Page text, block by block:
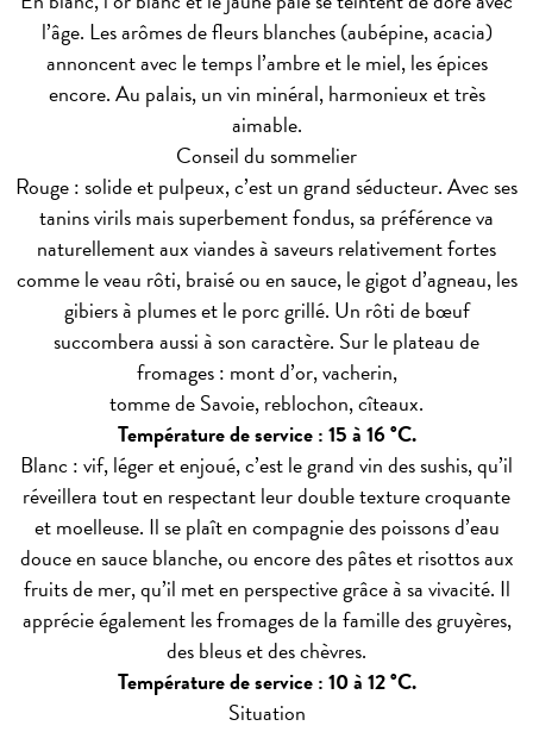
l’âge. Les arômes de fleurs blanches (aubépine, acacia)
annoncent avec le temps l’ambre et le miel, les épices
encore. Au palais, un vin minéral, harmonieux et très
aimable.
Conseil du sommelier
Rouge : solide et pulpeux, c’est un grand séducteur. Avec ses
tanins virils mais superbement fondus, sa préférence va
naturellement aux viandes à saveurs relativement fortes
comme le veau rôti, braisé ou en sauce, le gigot d’agneau, les
gibiers à plumes et le porc grillé. Un rôti de bœuf
succombera aussi à son caractère. Sur le plateau de
fromages : mont d’or, vacherin,
tomme de Savoie, reblochon, cîteaux.
Température de service : 15 à 16 °C.
Blanc : vif, léger et enjoué, c’est le grand vin des sushis, qu’il
réveillera tout en respectant leur double texture croquante
et moelleuse. Il se plaît en compagnie des poissons d’eau
douce en sauce blanche, ou encore des pâtes et risottos aux
fruits de mer, qu’il met en perspective grâce à sa vivacité. Il
apprécie également les fromages de la famille des gruyères,
des bleus et des chèvres.
Température de service : 10 à 12 °C.
Situation